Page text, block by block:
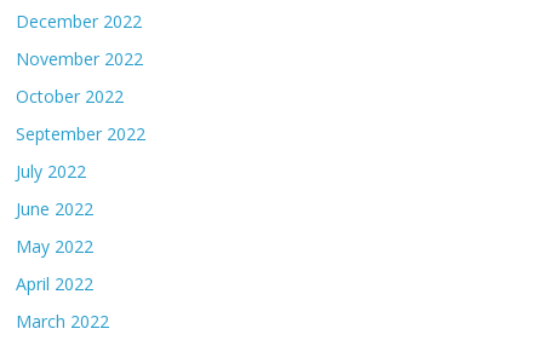
December 2022
November 2022
October 2022
September 2022
July 2022
June 2022
May 2022
April 2022
March 2022